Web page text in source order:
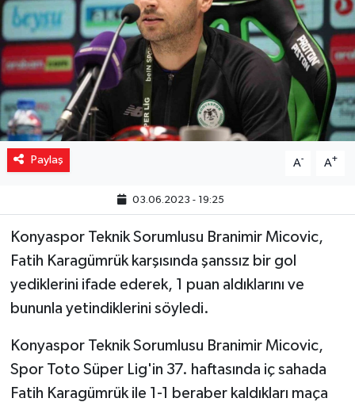
Paylaş A- A+
03.06.2023 - 19:25
Konyaspor Teknik Sorumlusu Branimir Micovic,
Fatih Karagümrük karşısında şanssız bir gol
yediklerini ifade ederek, 1 puan aldıklarını ve
bununla yetindiklerini söyledi.
Konyaspor Teknik Sorumlusu Branimir Micovic,
Spor Toto Süper Lig'in 37. haftasında iç sahada
Fatih Karagümrük ile 1-1 beraber kaldıkları maça
Resmi ilanlar